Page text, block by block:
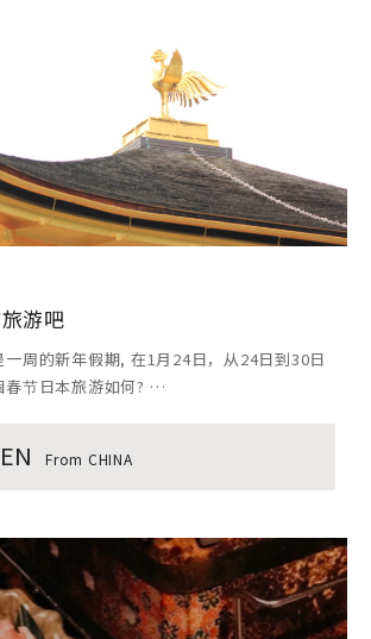
游吧
周的新年假期, 在1月24日，从24日到30日
春节日本旅游如何? …
From CHINA